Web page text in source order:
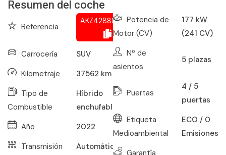
Resumen del coche
Referencia
AKZ428886790
Carrocería
SUV
Kilometraje
37562 km
Tipo de
Combustible
Híbrido
enchufable
Año
2022
Transmisión
Automático
Potencia de
Motor (CV)
177 kW
(241 CV)
Nº de
asientos
5 plazas
Puertas
4 / 5
puertas
Etiqueta
Medioambiental
ECO / 0
Emisiones
Garantía